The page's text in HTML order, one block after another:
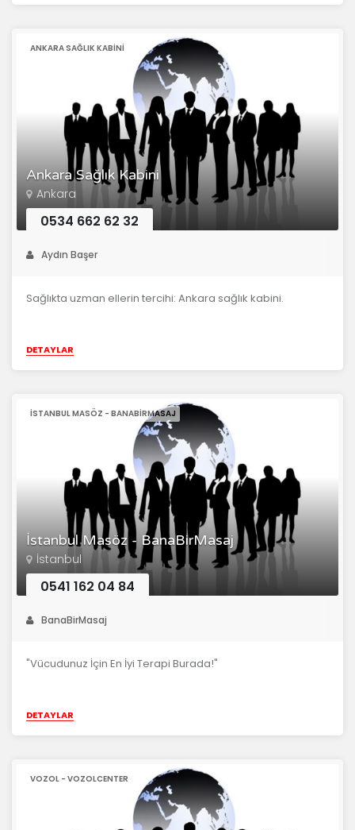
Ankara Sağlık Kabini
ANKARA SAĞLIK KABINI
Ankara
0534 662 62 32
Aydın Başer
Sağlıkta uzman ellerin tercihi: Ankara sağlık kabini.
DETAYLAR
İstanbul Masöz - BanaBirMasaj
İSTANBUL MASÖZ - BANABIRMASAJ
İstanbul
0541 162 04 84
BanaBirMasaj
"Vücudunuz İçin En İyi Terapi Burada!"
DETAYLAR
VOZOL - VOZOLCENTER